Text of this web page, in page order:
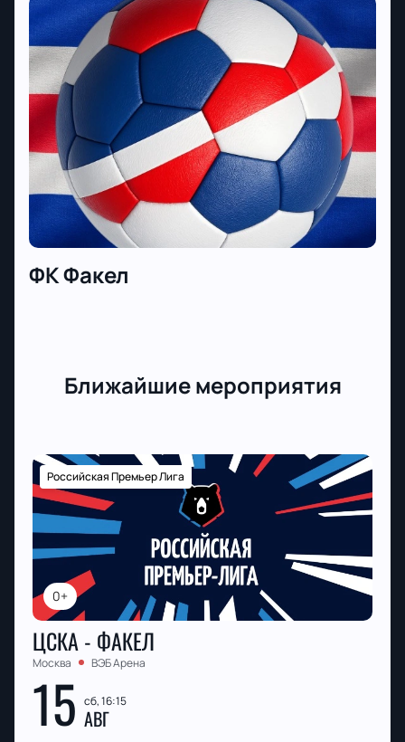
ФК Факел
Ближайшие мероприятия
0+
Российская Премьер Лига
ЦСКА - ФАКЕЛ
Москва ВЭБ Арена
15 сб, 16:15
АВГ